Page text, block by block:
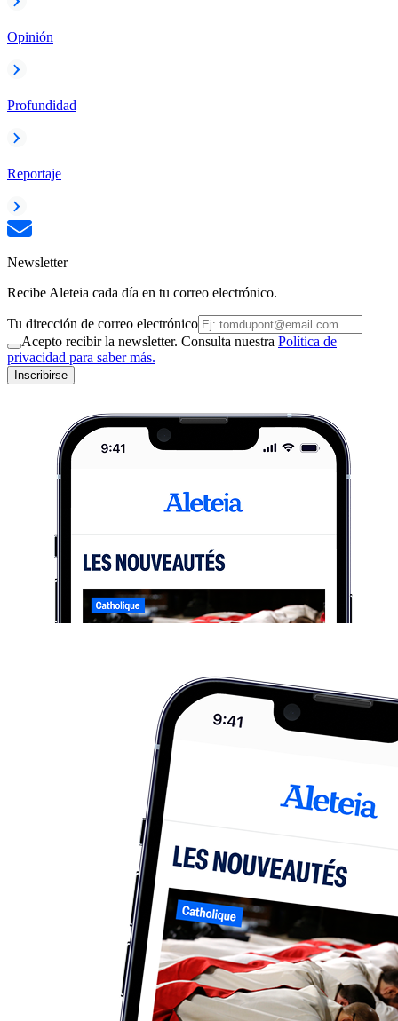
Opinión
Profundidad
Reportaje
Newsletter
Recibe Aleteia cada día en tu correo electrónico.
Tu dirección de correo electrónico
Acepto recibir la newsletter. Consulta nuestra Política de
privacidad para saber más.
Inscribirse